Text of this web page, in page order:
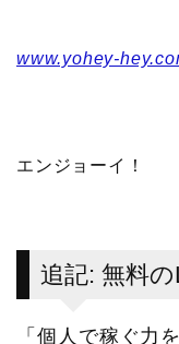
www.yohey-
エンジョーイ！
追記: 無料
「個人で稼ぐ力